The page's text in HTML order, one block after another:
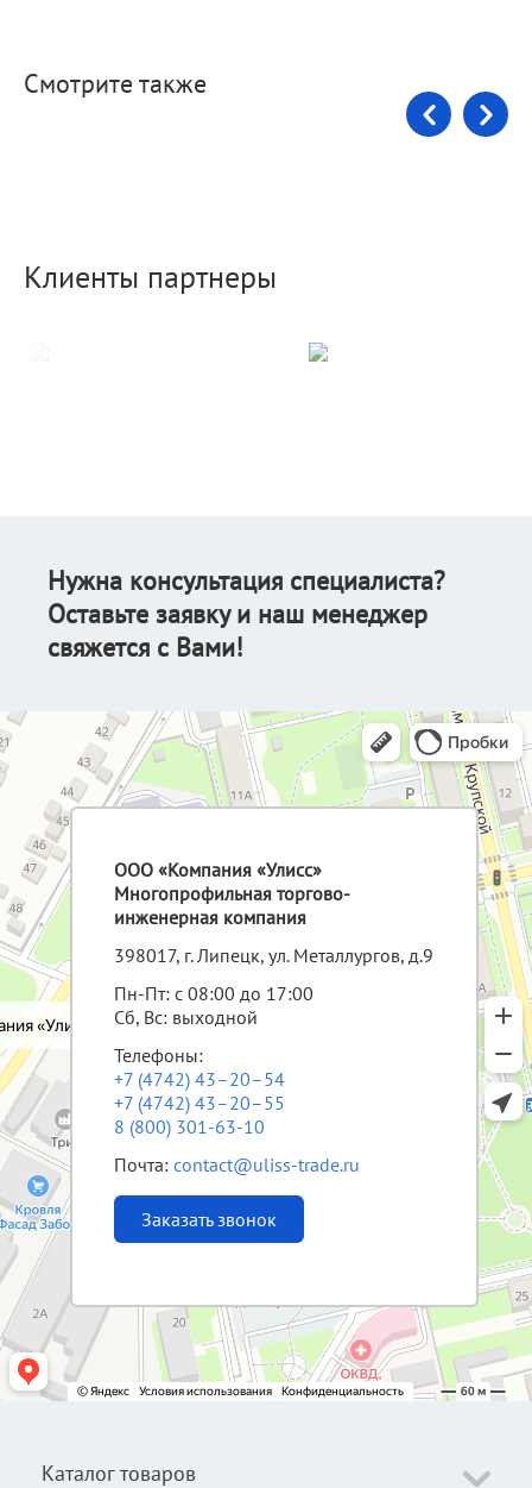
Смотрите также
Клиенты партнеры
Нужна консультация специалиста?
Оставьте заявку и наш менеджер
свяжется с Вами!
ООО «Компания «Улисс»
Многопрофильная торгово-
инженерная компания
398017, г. Липецк, ул. Металлургов, д.9
Пн-Пт: с 08:00 до 17:00
Сб, Вс: выходной
Телефоны:
+7 (4742) 43–20–54
+7 (4742) 43–20–55
8 (800) 301-63-10
Почта:contact@uliss-trade.ru
Заказать звонок
Каталог товаров